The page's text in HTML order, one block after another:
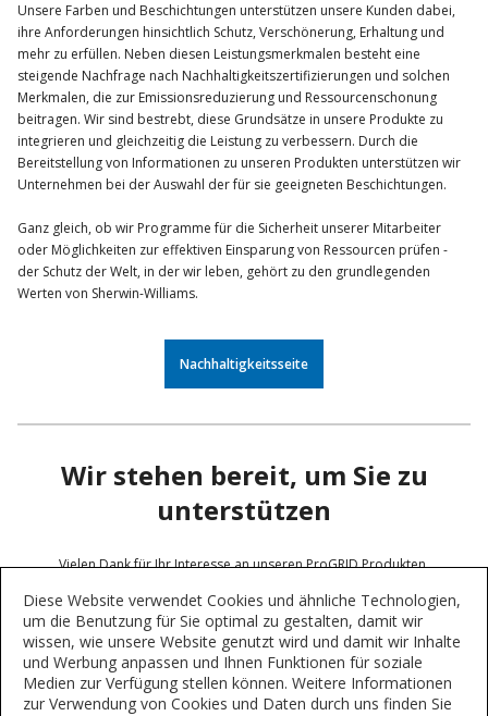
Unsere Farben und Beschichtungen unterstützen unsere Kunden dabei,
ihre Anforderungen hinsichtlich Schutz, Verschönerung, Erhaltung und
mehr zu erfüllen. Neben diesen Leistungsmerkmalen besteht eine
steigende Nachfrage nach Nachhaltigkeitszertifizierungen und solchen
Merkmalen, die zur Emissionsreduzierung und Ressourcenschonung
beitragen. Wir sind bestrebt, diese Grundsätze in unsere Produkte zu
integrieren und gleichzeitig die Leistung zu verbessern. Durch die
Bereitstellung von Informationen zu unseren Produkten unterstützen wir
Unternehmen bei der Auswahl der für sie geeigneten Beschichtungen.
Ganz gleich, ob wir Programme für die Sicherheit unserer Mitarbeiter
oder Möglichkeiten zur effektiven Einsparung von Ressourcen prüfen -
der Schutz der Welt, in der wir leben, gehört zu den grundlegenden
Werten von Sherwin-Williams.
Nachhaltigkeitsseite
Wir stehen bereit, um Sie zu
unterstützen
Vielen Dank für Ihr Interesse an unseren ProGRID Produkten.
Ihr Projekt.
Schreiben Sie uns eine E-Mail!
Diese Website verwendet Cookies und ähnliche Technologien,
um die Benutzung für Sie optimal zu gestalten, damit wir
wissen, wie unsere Website genutzt wird und damit wir Inhalte
und Werbung anpassen und Ihnen Funktionen für soziale
Medien zur Verfügung stellen können. Weitere Informationen
zur Verwendung von Cookies und Daten durch uns finden Sie